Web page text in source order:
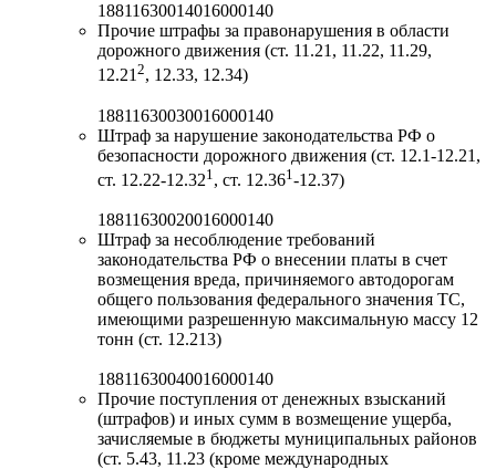
18811630014016000140
Прочие штрафы за правонарушения в области
дорожного движения (ст. 11.21, 11.22, 11.29,
12.212, 12.33, 12.34)
18811630030016000140
Штраф за нарушение законодательства РФ о
безопасности дорожного движения (ст. 12.1-12.21,
ст. 12.22-12.321 , ст. 12.361 -12.37)
18811630020016000140
Штраф за несоблюдение требований
законодательства РФ о внесении платы в счет
возмещения вреда, причиняемого автодорогам
общего пользования федерального значения ТС,
имеющими разрешенную максимальную массу 12
тонн (ст. 12.213)
18811630040016000140
Прочие поступления от денежных взысканий
(штрафов) и иных сумм в возмещение ущерба,
зачисляемые в бюджеты муниципальных районов
(ст. 5.43, 11.23 (кроме международных